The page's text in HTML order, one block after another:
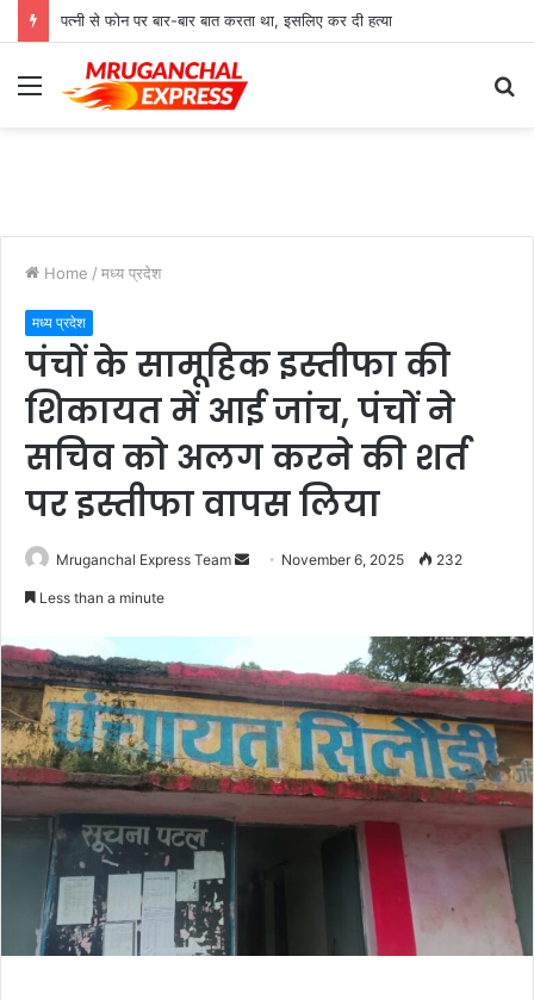
पत्नी से फोन पर बार-बार बात करता था, इसलिए कर दी हत्या
Menu
Home / मध्य प्रदेश
मध्य प्रदेश
पंचों के सामूहिक इस्तीफा की
शिकायत में आई जांच, पंचों ने
सचिव को अलग करने की शर्त
पर इस्तीफा वापस लिया
Mruganchal Express Team
Send November 6, 2025 232
Less than a minute